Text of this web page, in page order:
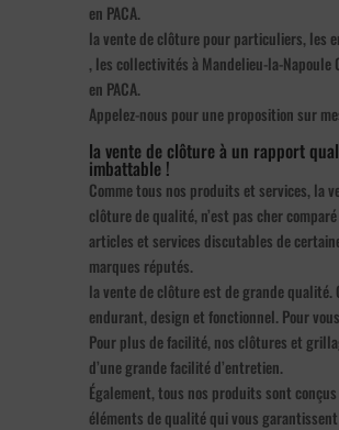
en PACA.
la vente de clôture pour particuliers, les
, les collectivités à Mandelieu-la-Napoule
en PACA.
Appelez-nous pour une proposition sur
la vente de clôture à un rapport
imbattable !
Comme tous nos produits et services, la
clôture de qualité, n’est pas cher
articles et services discutables de
marques réputés.
la vente de clôture est de grande qualité.
endurant, design et fonctionnel. Pour
Pour plus de facilité, nos clôtures et
d’une grande facilité d’entretien.
Également, tous nos produits sont conçus
éléments de qualité qui vous